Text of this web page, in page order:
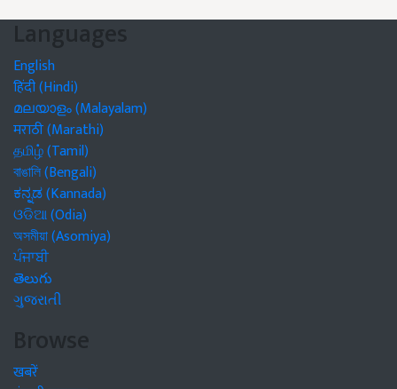
Languages
English
हिंदी (Hindi)
മലയാളം (Malayalam)
मराठी (Marathi)
தமிழ் (Tamil)
বাঙালি (Bengali)
ಕನ್ನಡ (Kannada)
ଓଡିଆ (Odia)
অসমীয়া (Asomiya)
ਪੰਜਾਬੀ
తెలుగు
ગુજરાતી
Browse
खबरें